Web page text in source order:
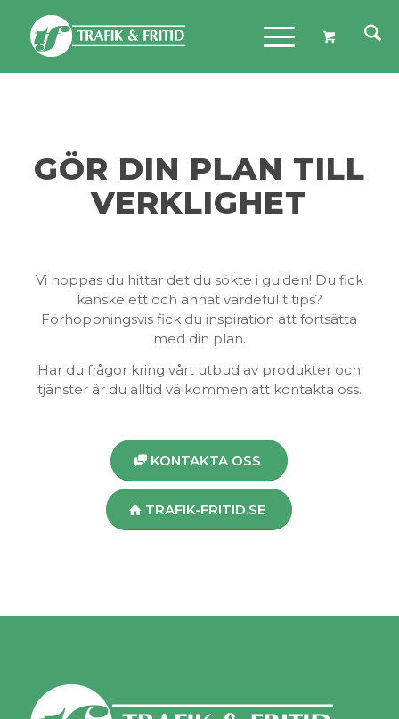
GÖR DIN PLAN TILL
VERKLIGHET
Vi hoppas du hittar det du sökte i guiden! Du fick
kanske ett och annat värdefullt tips?
Förhoppningsvis fick du inspiration att fortsätta
med din plan.
Har du frågor kring vårt utbud av produkter och
tjänster är du alltid välkommen att kontakta oss.
KONTAKTA OSS
TRAFIK-FRITID.SE